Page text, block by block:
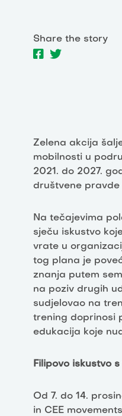
Share the story
Zelena akcija
mobilnosti u
2021. do 2027.
društvene pravde
Na tečajevima
sječu iskustvo
vrate u
tog plana je
znanja putem
na poziv drugih
sudjelovao na
trening doprinosi
edukacija koje
Filipovo iskustvo
Od 7. do 14.
in CEE